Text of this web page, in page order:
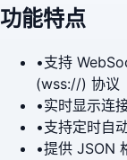
功能特点
•支持
(wss://) 协议
•实时显示连
•支持定时自
•提供 JSON